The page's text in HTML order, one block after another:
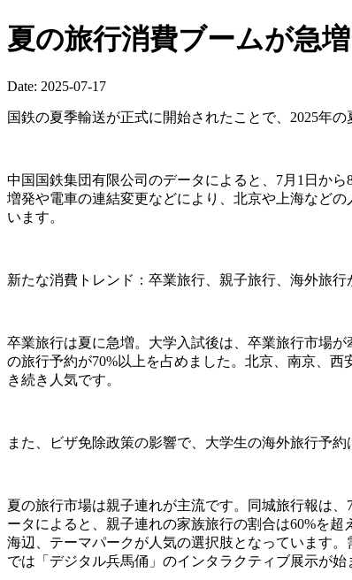
夏の旅行消費ブームが急
Date: 2025-07-17
国鉄の夏季輸送が正式に開始されたことで、2025年
中国国鉄集団有限公司のデータによると、7月1日か
増発や電車の連結変更などにより、北京や上海など
います。
新たな消費トレンド：卒業旅行、親子旅行、海外旅行
卒業旅行は夏に急増。大学入試後は、卒業旅行市場
の旅行予約が70%以上を占めました。北京、南京、
き続き人気です。
また、ビザ免除政策の影響で、大学生の海外旅行予
夏の旅行市場は親子連れが主流です。同城旅行報は
ータによると、親子連れの家族旅行の割合は60%を
海辺、テーマパークが人気の選択肢となっています
では「デジタル兵馬俑」のインタラクティブ展示が始